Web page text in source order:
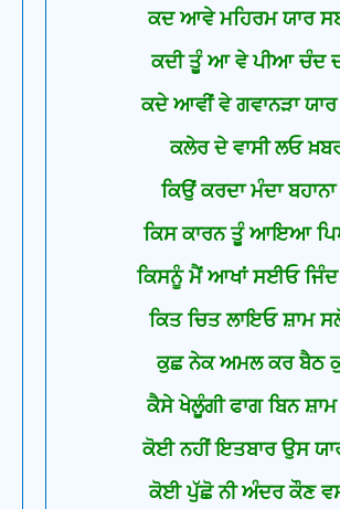
ਕਦ ਆਵੇ ਮਹਿਰਮ ਯਾਰ
ਕਦੀ ਤੂੰ ਆ ਵੇ ਪੀਆ ਚੰਦ
ਕਦੇ ਆਵੀਂ ਵੇ ਗਵਾਨੜਾ ਯਾਰ
ਕਲੇਰ ਦੇ ਵਾਸੀ ਲਓ
ਕਿਉਂ ਕਰਦਾ ਮੰਦਾ
ਕਿਸ ਕਾਰਨ ਤੂੰ ਆਇਆ
ਕਿਸਨੂੰ ਮੈਂ ਆਖਾਂ ਸਈਓ
ਕਿਤ ਚਿਤ ਲਾਇਓ ਸ਼ਾਮ
ਕੁਛ ਨੇਕ ਅਮਲ ਕਰ ਬੈਠ
ਕੈਸੇ ਖੇਲੂੰਗੀ ਫਾਗ ਬਿਨ
ਕੋਈ ਨਹੀਂ ਇਤਬਾਰ ਉਸ
ਕੋਈ ਪੁੱਛੋ ਨੀ ਅੰਦਰ ਕੌਣ